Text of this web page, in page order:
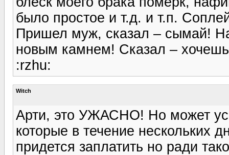
было простое и т.д. и т.п.
Пришел муж, сказал – сымай!
новым камнем! Сказал –
:rzhu:
Witch
Арти, это УЖАСНО! Но может
которые в течение нескольких
придется заплатить но ради